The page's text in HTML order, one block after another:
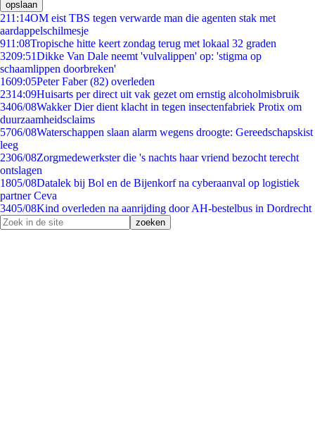
opslaan
211:14OM eist TBS tegen verwarde man die agenten stak met
aardappelschilmesje
911:08Tropische hitte keert zondag terug met lokaal 32 graden
3209:51Dikke Van Dale neemt 'vulvalippen' op: 'stigma op
schaamlippen doorbreken'
1609:05Peter Faber (82) overleden
2314:09Huisarts per direct uit vak gezet om ernstig alcoholmisbruik
3406/08Wakker Dier dient klacht in tegen insectenfabriek Protix om
duurzaamheidsclaims
5706/08Waterschappen slaan alarm wegens droogte: Gereedschapskist
leeg
2306/08Zorgmedewerkster die 's nachts haar vriend bezocht terecht
ontslagen
1805/08Datalek bij Bol en de Bijenkorf na cyberaanval op logistiek
partner Ceva
3405/08Kind overleden na aanrijding door AH-bestelbus in Dordrecht